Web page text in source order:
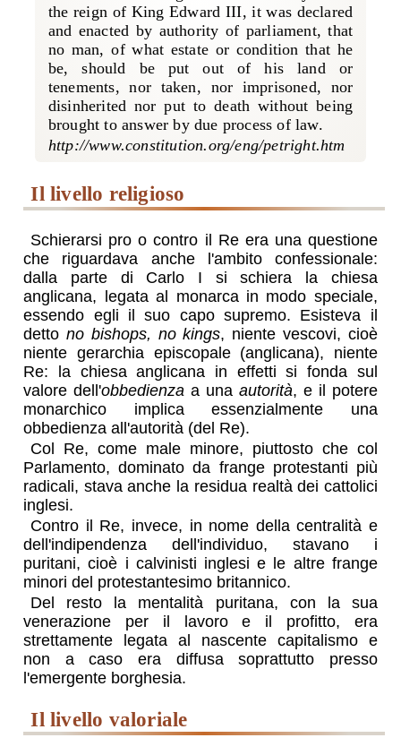
the reign of King Edward III, it was declared
and enacted by authority of parliament, that
no man, of what estate or condition that he
be, should be put out of his land or
tenements, nor taken, nor imprisoned, nor
disinherited nor put to death without being
brought to answer by due process of law.
il livello religioso
Schierarsi pro o contro il Re era una questione
che riguardava anche l'ambito confessionale:
dalla parte di Carlo I si schiera la chiesa
anglicana, legata al monarca in modo speciale,
essendo egli il suo capo supremo. Esisteva il
detto no bishops, no kings, niente vescovi, cioè
niente gerarchia episcopale (anglicana), niente
Re: la chiesa anglicana in effetti si fonda sul
valore dell'obbedienza a una autorità, e il potere
monarchico implica essenzialmente una
obbedienza all'autorità (del Re).
Col Re, come male minore, piuttosto che col
Parlamento, dominato da frange protestanti più
radicali, stava anche la residua realtà dei cattolici
inglesi.
Contro il Re, invece, in nome della centralità e
dell'indipendenza dell'individuo, stavano i
puritani, cioè i calvinisti inglesi e le altre frange
minori del protestantesimo britannico.
Del resto la mentalità puritana, con la sua
venerazione per il lavoro e il profitto, era
strettamente legata al nascente capitalismo e
non a caso era diffusa soprattutto presso
l'emergente borghesia.
il livello valoriale